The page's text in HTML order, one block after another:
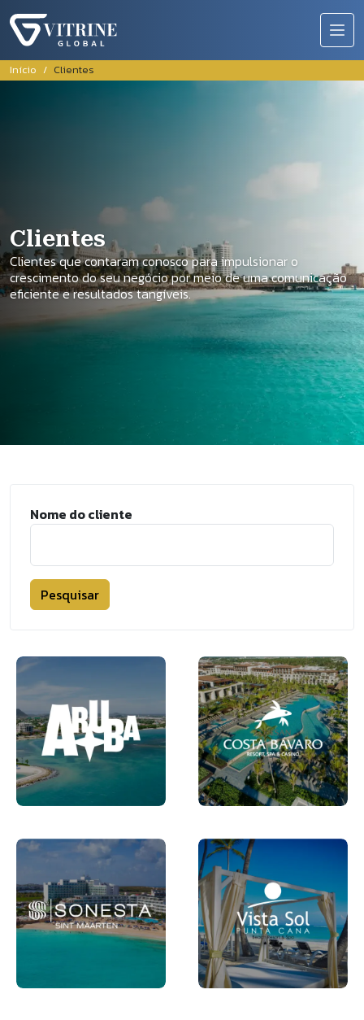
Trilha de navegação
Início Clientes
Clientes
Clientes que contaram conosco para impulsionar o
crescimento do seu negócio por meio de uma comunicação
eficiente e resultados tangíveis.
Nome do cliente